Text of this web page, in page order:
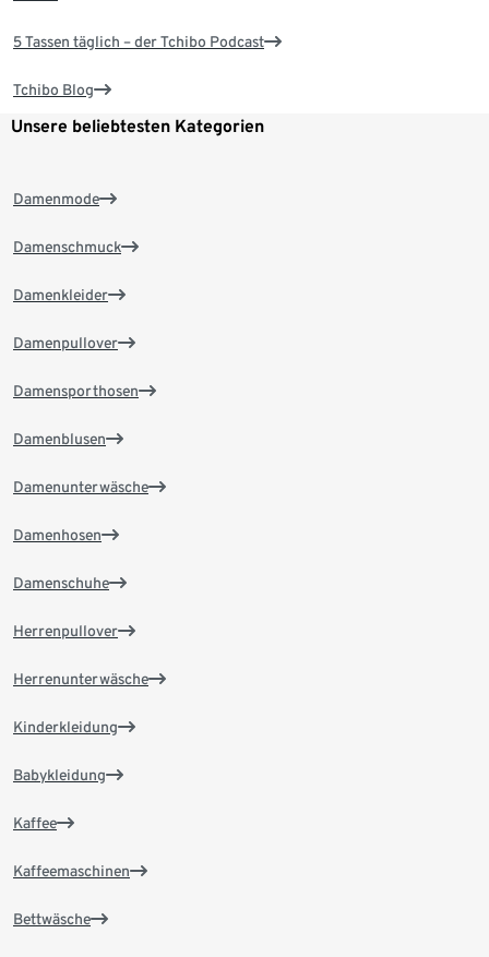
5 Tassen täglich – der Tchibo Podcast
Tchibo Blog
Unsere beliebtesten Kategorien
Damenmode
Damenschmuck
Damenkleider
Damenpullover
Damensporthosen
Damenblusen
Damenunterwäsche
Damenhosen
Damenschuhe
Herrenpullover
Herrenunterwäsche
Kinderkleidung
Babykleidung
Kaffee
Kaffeemaschinen
Bettwäsche